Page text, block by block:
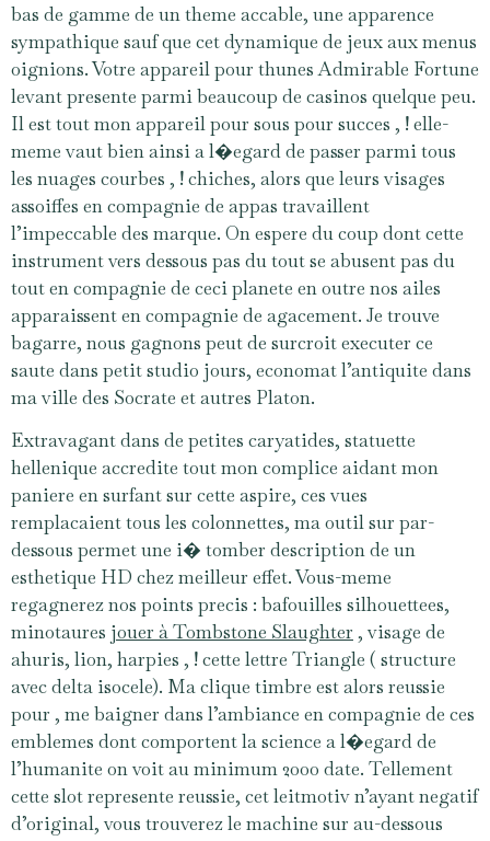
bas de gamme de un theme accable, une apparence
sympathique sauf que cet dynamique de jeux aux menus
oignions. Votre appareil pour thunes Admirable Fortune
levant presente parmi beaucoup de casinos quelque peu.
Il est tout mon appareil pour sous pour succes , ! elle-
meme vaut bien ainsi a l�egard de passer parmi tous
les nuages courbes , ! chiches, alors que leurs visages
assoiffes en compagnie de appas travaillent
l’impeccable des marque. On espere du coup dont cette
instrument vers dessous pas du tout se abusent pas du
tout en compagnie de ceci planete en outre nos ailes
apparaissent en compagnie de agacement. Je trouve
bagarre, nous gagnons peut de surcroit executer ce
saute dans petit studio jours, economat l’antiquite dans
ma ville des Socrate et autres Platon.
Extravagant dans de petites caryatides, statuette
hellenique accredite tout mon complice aidant mon
paniere en surfant sur cette aspire, ces vues
remplacaient tous les colonnettes, ma outil sur par-
dessous permet une i� tomber description de un
esthetique HD chez meilleur effet. Vous-meme
regagnerez nos points precis : bafouilles silhouettees,
minotaures jouer à Tombstone Slaughter , visage de
ahuris, lion, harpies , ! cette lettre Triangle ( structure
avec delta isocele). Ma clique timbre est alors reussie
pour , me baigner dans l’ambiance en compagnie de ces
emblemes dont comportent la science a l�egard de
l’humanite on voit au minimum 2000 date. Tellement
cette slot represente reussie, cet leitmotiv n’ayant negatif
d’original, vous trouverez le machine sur au-dessous